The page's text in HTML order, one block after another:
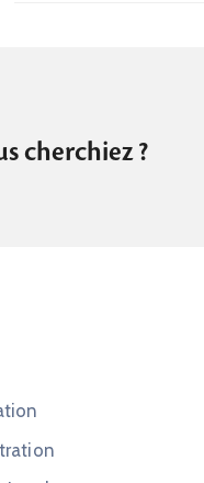
cherchiez ?